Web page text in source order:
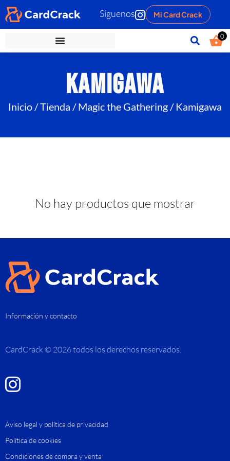
Síguenos Mi Card Crack
0
Kamigawa
Inicio/Tienda /Magic the Gathering/ Kamigawa
No hay productos que mostrar
Información y contacto
CardCrack © 2026 todos los derechos reservados.
Aviso legal y política de privacidad
Política de cookies
Condiciones de compra y venta